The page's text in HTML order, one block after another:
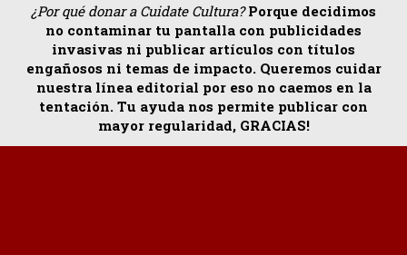
¿Por qué donar a Cuidate Cultura?Porque decidimos
no contaminar tu pantalla con publicidades
invasivas ni publicar artículos con títulos
engañosos ni temas de impacto. Queremos cuidar
nuestra línea editorial por eso no caemos en la
tentación. Tu ayuda nos permite publicar con
mayor regularidad, GRACIAS!